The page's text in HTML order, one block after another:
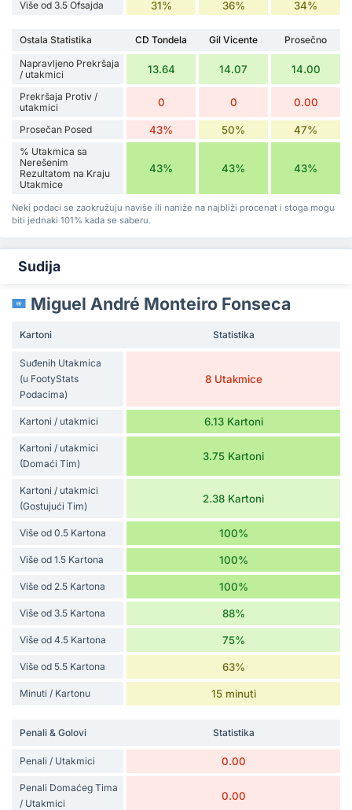
Više od 3.5 Ofsajda 31% 36% 34%
Ostala Statistika CD Tondela Gil Vicente
Prosečno
Napravljeno Prekršaja
/ utakmici
13.64 14.07 14.00
Prekršaja Protiv /
utakmici
0 0 0.00
Prosečan Posed 43% 50% 47%
% Utakmica sa
Nerešenim
Rezultatom na Kraju
Utakmice
43% 43% 43%
Neki podaci se zaokružuju naviše ili naniže na najbliži procenat i stoga mogu
biti jednaki 101% kada se saberu.
Sudija
Miguel André Monteiro Fonseca
Kartoni Statistika
Suđenih Utakmica
(u FootyStats
Podacima)
8 Utakmice
Kartoni / utakmici 6.13 Kartoni
Kartoni / utakmici
(Domaći Tim)
3.75 Kartoni
Kartoni / utakmici
(Gostujući Tim)
2.38 Kartoni
Više od 0.5 Kartona 100%
Više od 1.5 Kartona 100%
Više od 2.5 Kartona 100%
Više od 3.5 Kartona 88%
Više od 4.5 Kartona 75%
Više od 5.5 Kartona 63%
Minuti / Kartonu 15 minuti
Penali & Golovi Statistika
Penali / Utakmici 0.00
Penali Domaćeg Tima
/ Utakmici
0.00